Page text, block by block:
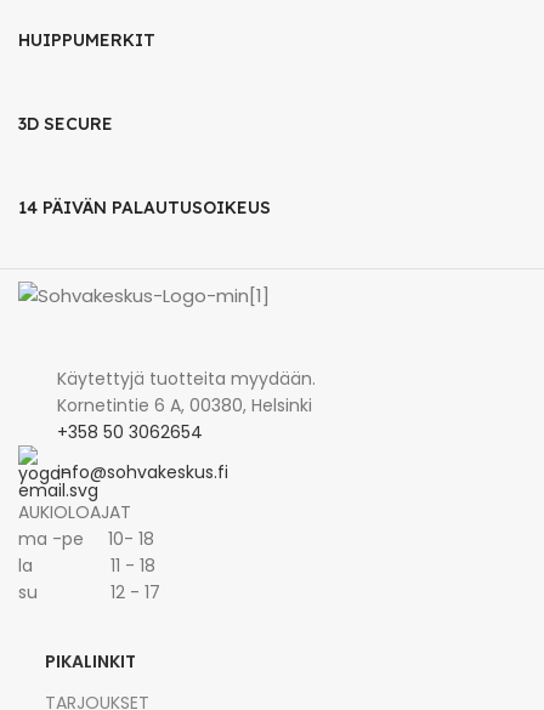
HUIPPUMERKIT
3D SECURE
14 PÄIVÄN PALAUTUSOIKEUS
Käytettyjä tuotteita myydään.
Kornetintie 6 A, 00380, Helsinki
+358 50 3062654
info@sohvakeskus.fi
AUKIOLOAJAT
ma -pe 10- 18
la 11 - 18
su 12 - 17
PIKALINKIT
TARJOUKSET